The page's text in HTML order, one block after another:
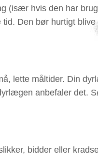
(især hvis den har
Den bør hurtigt blive
lette måltider. Din
anbefaler det.
bidder eller